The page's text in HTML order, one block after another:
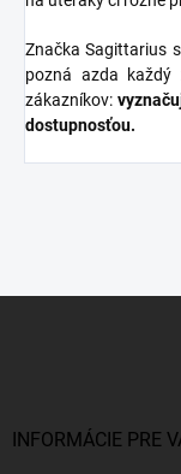
Značka Sagittarius
pozná azda
zákazníkov:
dostupnosťou.
INFORMÁCIE PRE